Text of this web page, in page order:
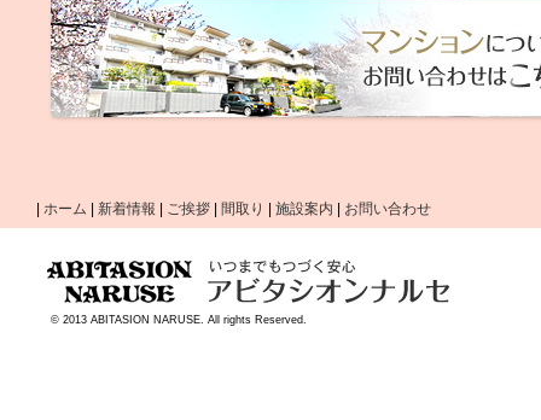
ホーム 新着情報 ご挨拶 間取り 施設案内 お問い合わせ
© 2013 ABITASION NARUSE. All rights Reserved.